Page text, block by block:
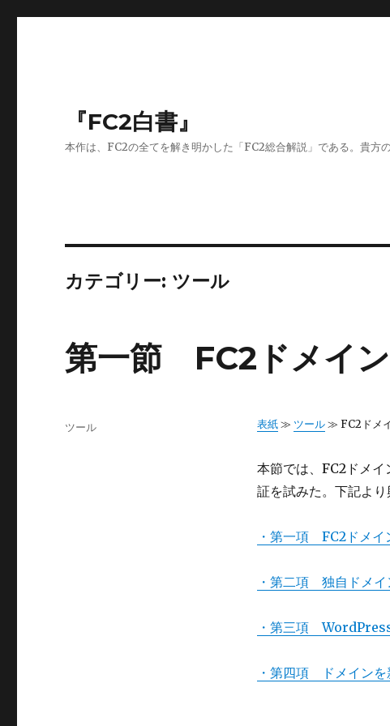
『FC2白書』
本作は、FC2の全てを解き明かした「FC2総合解説」である。貴
カテゴリー: ツール
第一節 FC2ドメイン
表紙≫ ツール≫ FC2ドメ
本節では、FC2ドメ
証を試みた。下記より
・第一項 FC2ドメイ
・第二項 独自ドメ
・第三項
・第四項 ドメイン
カ
ツール